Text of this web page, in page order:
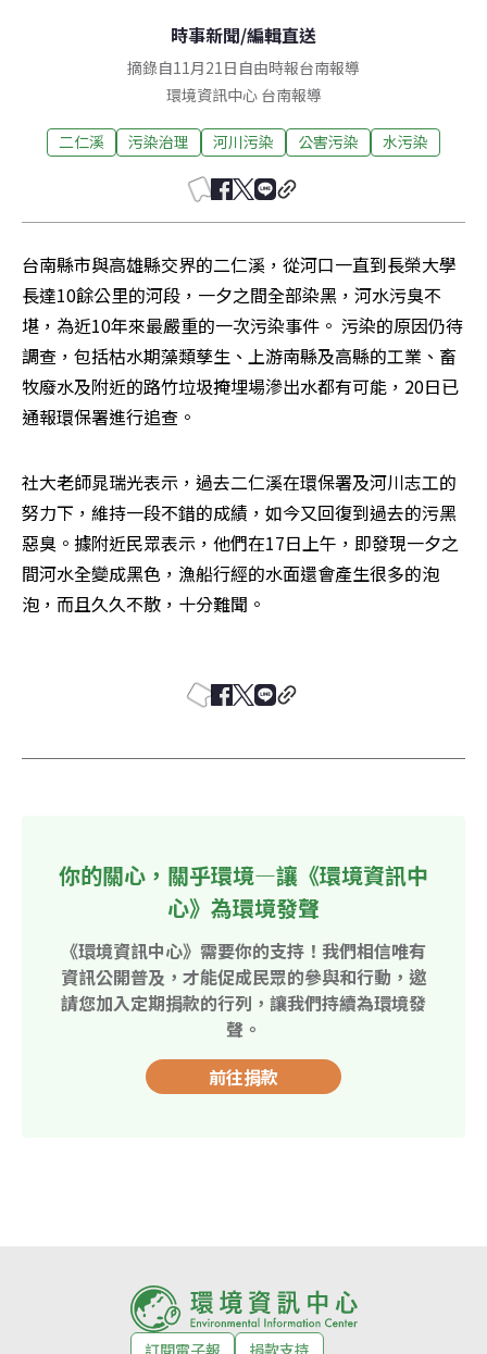
時事新聞/編輯直送
摘錄自11月21日自由時報台南報導
環境資訊中心 台南報導
二仁溪 污染治理 河川污染 公害污染 水污染
台南縣市與高雄縣交界的二仁溪，從河口一直到長榮大學
長達10餘公里的河段，一夕之間全部染黑，河水污臭不
堪，為近10年來最嚴重的一次污染事件。 污染的原因仍待
調查，包括枯水期藻類孳生、上游南縣及高縣的工業、畜
牧廢水及附近的路竹垃圾掩埋場滲出水都有可能，20日已
通報環保署進行追查。
社大老師晁瑞光表示，過去二仁溪在環保署及河川志工的
努力下，維持一段不錯的成績，如今又回復到過去的污黑
惡臭。據附近民眾表示，他們在17日上午，即發現一夕之
間河水全變成黑色，漁船行經的水面還會產生很多的泡
泡，而且久久不散，十分難聞。
你的關心，關乎環境—讓《環境資訊中
心》為環境發聲
《環境資訊中心》需要你的支持！我們相信唯有
資訊公開普及，才能促成民眾的參與和行動，邀
請您加入定期捐款的行列，讓我們持續為環境發
聲。
前往捐款